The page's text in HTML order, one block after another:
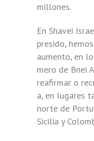
millones.
En Shavei
presido,
aumento, en
mero de Bnei
reafirmar o
a, en lugares
norte de
Sicilia y